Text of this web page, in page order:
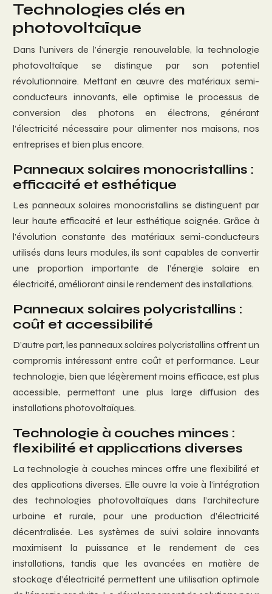
Technologies clés en
photovoltaïque
Dans l’univers de l’énergie renouvelable, la technologie
photovoltaïque se distingue par son potentiel
révolutionnaire. Mettant en œuvre des matériaux semi-
conducteurs innovants, elle optimise le processus de
conversion des photons en électrons, générant
l’électricité nécessaire pour alimenter nos maisons, nos
entreprises et bien plus encore.
Panneaux solaires monocristallins :
efficacité et esthétique
Les panneaux solaires monocristallins se distinguent par
leur haute efficacité et leur esthétique soignée. Grâce à
l’évolution constante des matériaux semi-conducteurs
utilisés dans leurs modules, ils sont capables de convertir
une proportion importante de l’énergie solaire en
électricité, améliorant ainsi le rendement des installations.
Panneaux solaires polycristallins :
coût et accessibilité
D’autre part, les panneaux solaires polycristallins offrent un
compromis intéressant entre coût et performance. Leur
technologie, bien que légèrement moins efficace, est plus
accessible, permettant une plus large diffusion des
installations photovoltaïques.
Technologie à couches minces :
flexibilité et applications diverses
La technologie à couches minces offre une flexibilité et
des applications diverses. Elle ouvre la voie à l’intégration
des technologies photovoltaïques dans l’architecture
urbaine et rurale, pour une production d’électricité
décentralisée. Les systèmes de suivi solaire innovants
maximisent la puissance et le rendement de ces
installations, tandis que les avancées en matière de
stockage d’électricité permettent une utilisation optimale